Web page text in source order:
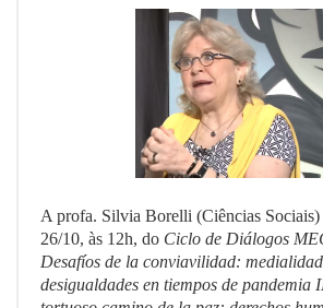
A profa. Silvia Borelli (Ciências Sociais)
26/10, às 12h, do Ciclo de Diálogos
Desafíos de la conviavilidad:
desigualdades en tiempos de